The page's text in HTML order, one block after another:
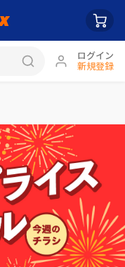
ログイン
新規登録